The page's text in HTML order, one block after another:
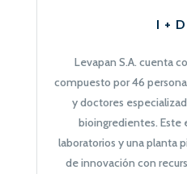
I +
Levapan S.A. cuenta
compuesto por 46
y doctores
bioingredientes. Este
laboratorios y una planta
de innovación con